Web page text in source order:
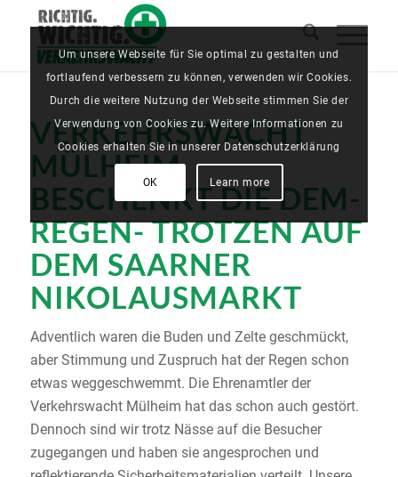
VERKEHRSWACHT
MÜLHEIM
BESCHENKT DIE DEM-
REGEN- TROTZEN AUF
DEM SAARNER
NIKOLAUSMARKT
Adventlich waren die Buden und Zelte geschmückt,
aber Stimmung und Zuspruch hat der Regen schon
etwas weggeschwemmt. Die Ehrenamtler der
Verkehrswacht Mülheim hat das schon auch gestört.
Dennoch sind wir trotz Nässe auf die Besucher
zugegangen und haben sie angesprochen und
Um unsere Webseite für Sie optimal zu gestalten und
fortlaufend verbessern zu können, verwenden wir Cookies.
Durch die weitere Nutzung der Webseite stimmen Sie der
Verwendung von Cookies zu. Weitere Informationen zu
Cookies erhalten Sie in unserer Datenschutzerklärung
OK Learn more